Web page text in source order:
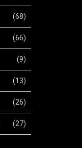
(68)
(66)
(9)
(13)
(26)
(27)